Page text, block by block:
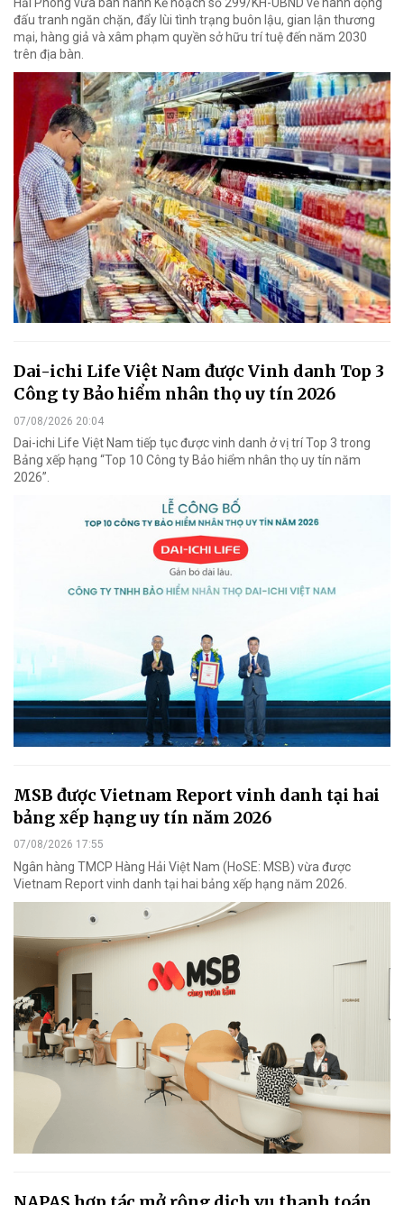
đấu tranh ngăn chặn, đẩy lùi tình trạng buôn lậu, gian lận thương
mại, hàng giả và xâm phạm quyền sở hữu trí tuệ đến năm 2030
trên địa bàn.
Dai-ichi Life Việt Nam được Vinh danh Top 3
Công ty Bảo hiểm nhân thọ uy tín 2026
07/08/2026 20:04
Dai-ichi Life Việt Nam tiếp tục được vinh danh ở vị trí Top 3 trong
Bảng xếp hạng “Top 10 Công ty Bảo hiểm nhân thọ uy tín năm
2026”.
MSB được Vietnam Report vinh danh tại hai
bảng xếp hạng uy tín năm 2026
07/08/2026 17:55
Ngân hàng TMCP Hàng Hải Việt Nam (HoSE: MSB) vừa được
Vietnam Report vinh danh tại hai bảng xếp hạng năm 2026.